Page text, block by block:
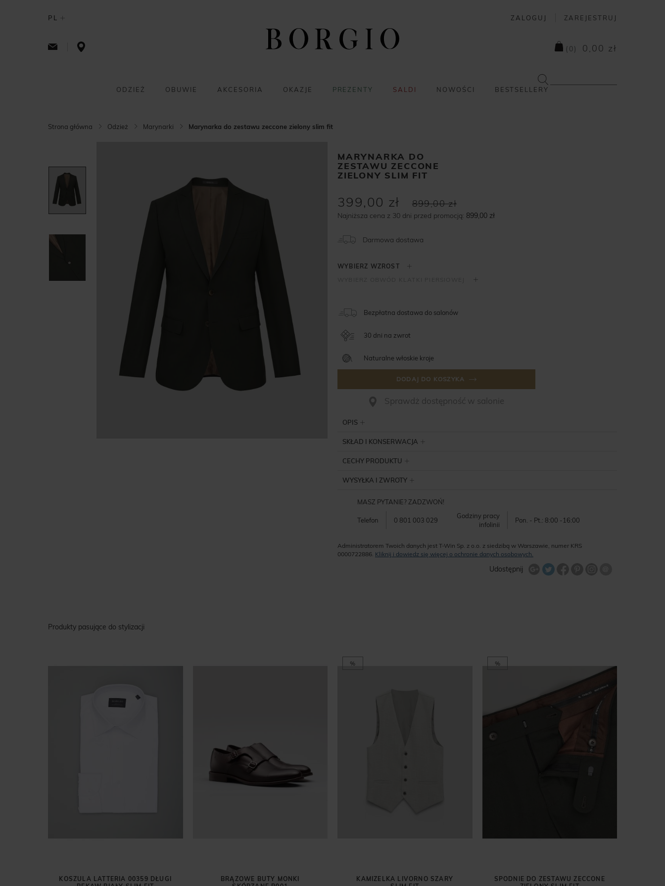
PL ZALOGUJ ZAREJESTRUJ
( 0 ) 0,00 zł
ODZIEŻ OBUWIE AKCESORIA OKAZJE PREZENTY SALDI NOWOŚCI BESTSELLERY
Strona główna Odzież Marynarki Marynarka do zestawu zeccone zielony slim fit
MARYNARKA DO
ZESTAWU ZECCONE
ZIELONY SLIM FIT
899,00 zł
399,00 zł
Najniższa cena z 30 dni przed promocją: 899,00 zł
Darmowa dostawa
Bezpłatna dostawa do salonów
30 dni na zwrot
Naturalne włoskie kroje
DODAJ DO KOSZYKA
Sprawdż dostępność w salonie
OPIS
SKŁAD I KONSERWACJA
CECHY PRODUKTU
WYSYŁKA I ZWROTY
MASZ PYTANIE? ZADZWOŃ!
Telefon 0 801 003 029
Godziny pracy
infolinii
Pon. - Pt.: 8:00 -16:00
Administratorem Twoich danych jest T-Win Sp. z o.o. z siedzibą w Warszawie, numer KRS
0000722886. Kliknij i dowiedz się więcej o ochronie danych osobowych.
Udostępnij
Udostępnij na Twitterze
Produkty pasujące do stylizacji
KOSZULA LATTERIA 00359 DŁUGI
BRĄZOWE BUTY MONKI
KAMIZELKA LIVORNO SZARY
%
SPODNIE DO ZESTAWU ZECCONE
%